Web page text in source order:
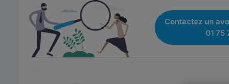
Contactez un
01 75